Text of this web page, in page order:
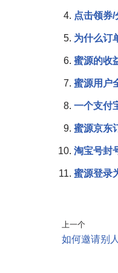
点击领券
为什么订
蜜源的收
蜜源用户
一个支付
蜜源京东
淘宝号封
蜜源登录
上一个
如何邀请别